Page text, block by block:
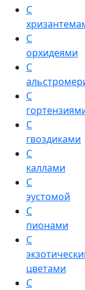
С
С
орхидеями
С
С
С
гвоздиками
С
каллами
С
эустомой
С
пионами
С
цветами
С